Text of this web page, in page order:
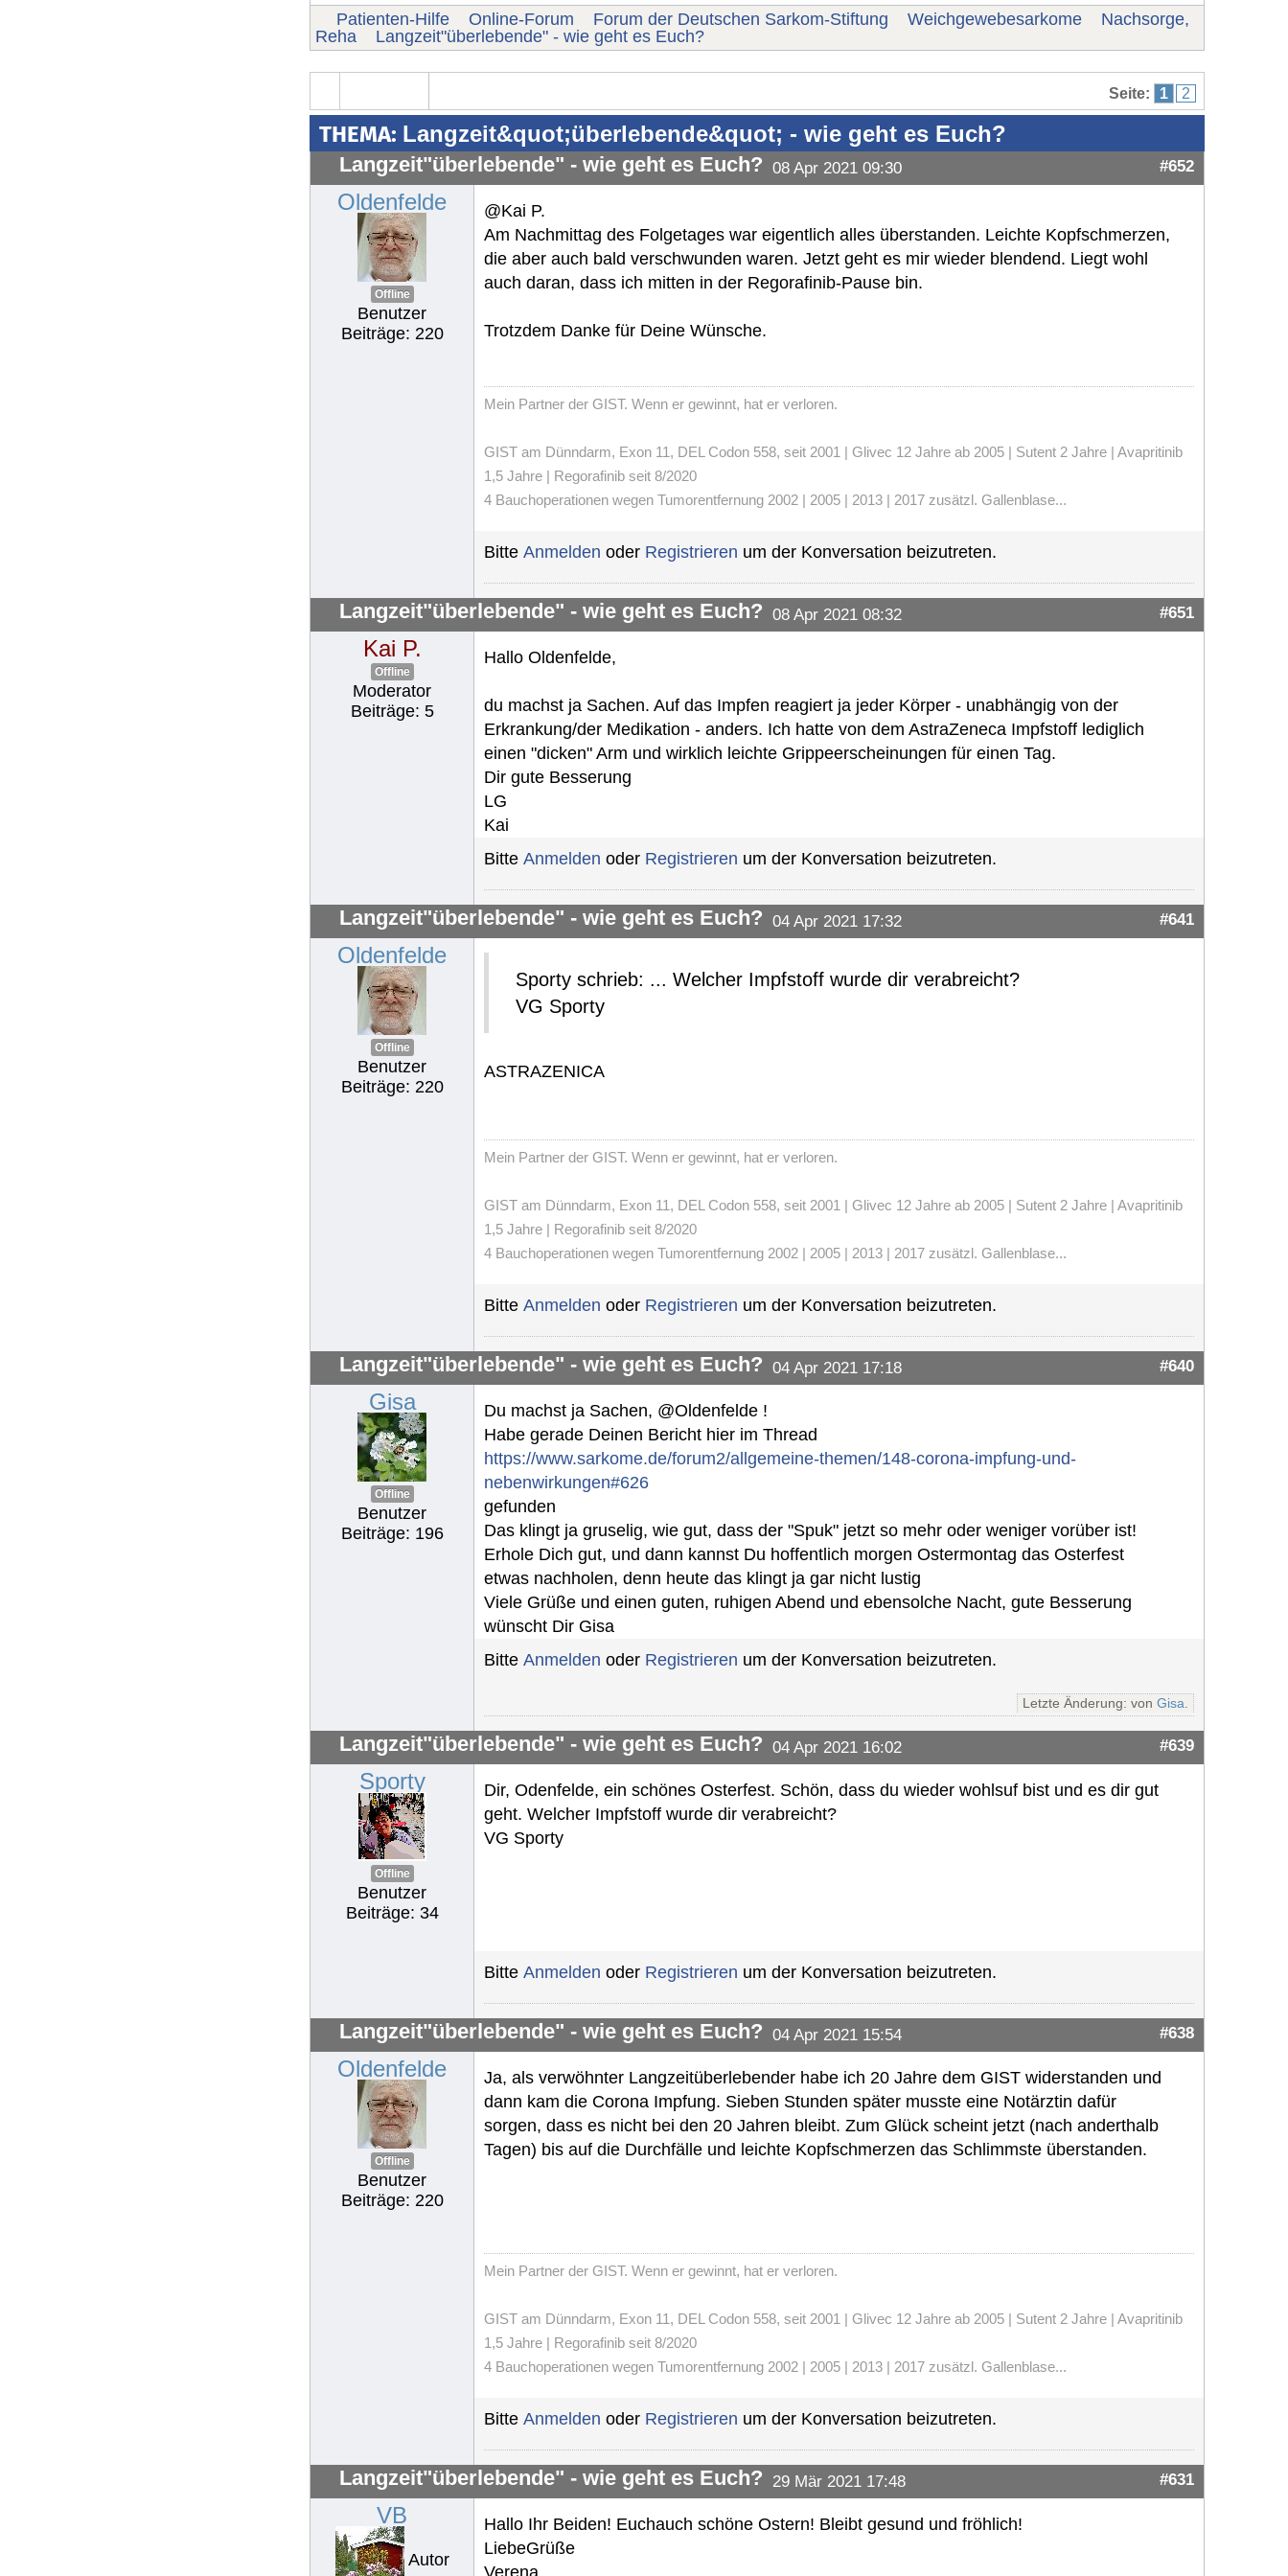
Patienten-Hilfe Online-Forum Forum der Deutschen Sarkom-Stiftung Weichgewebesarkome
Nachsorge,
Reha
Langzeit"überlebende" - wie geht es Euch?
Seite: 1 2
THEMA: Langzeit&quot;überlebende&quot; - wie geht es Euch?
Langzeit"überlebende" - wie geht es Euch? 08 Apr 2021 09:30 #652
Oldenfelde
Offline
Benutzer
Beiträge: 220
@Kai P.
Am Nachmittag des Folgetages war eigentlich alles überstanden. Leichte Kopfschmerzen,
die aber auch bald verschwunden waren. Jetzt geht es mir wieder blendend. Liegt wohl
auch daran, dass ich mitten in der Regorafinib-Pause bin.
Trotzdem Danke für Deine Wünsche.
Mein Partner der GIST. Wenn er gewinnt, hat er verloren.
GIST am Dünndarm, Exon 11, DEL Codon 558, seit 2001 | Glivec 12 Jahre ab 2005 | Sutent 2 Jahre | Avapritinib
1,5 Jahre | Regorafinib seit 8/2020
4 Bauchoperationen wegen Tumorentfernung 2002 | 2005 | 2013 | 2017 zusätzl. Gallenblase...
Bitte Anmelden oder Registrieren um der Konversation beizutreten.
Langzeit"überlebende" - wie geht es Euch? 08 Apr 2021 08:32 #651
Kai P.
Offline
Moderator
Beiträge: 5
Hallo Oldenfelde,
du machst ja Sachen. Auf das Impfen reagiert ja jeder Körper - unabhängig von der
Erkrankung/der Medikation - anders. Ich hatte von dem AstraZeneca Impfstoff lediglich
einen "dicken" Arm und wirklich leichte Grippeerscheinungen für einen Tag.
Dir gute Besserung
LG
Kai
Bitte Anmelden oder Registrieren um der Konversation beizutreten.
Langzeit"überlebende" - wie geht es Euch? 04 Apr 2021 17:32 #641
Oldenfelde
Offline
Benutzer
Beiträge: 220
Sporty schrieb: ... Welcher Impfstoff wurde dir verabreicht?
VG Sporty
ASTRAZENICA
Mein Partner der GIST. Wenn er gewinnt, hat er verloren.
GIST am Dünndarm, Exon 11, DEL Codon 558, seit 2001 | Glivec 12 Jahre ab 2005 | Sutent 2 Jahre | Avapritinib
1,5 Jahre | Regorafinib seit 8/2020
4 Bauchoperationen wegen Tumorentfernung 2002 | 2005 | 2013 | 2017 zusätzl. Gallenblase...
Bitte Anmelden oder Registrieren um der Konversation beizutreten.
Langzeit"überlebende" - wie geht es Euch? 04 Apr 2021 17:18 #640
Gisa
Offline
Benutzer
Beiträge: 196
Du machst ja Sachen, @Oldenfelde !
Habe gerade Deinen Bericht hier im Thread
https://www.sarkome.de/forum2/allgemeine-themen/148-corona-impfung-und-
nebenwirkungen#626
gefunden
Das klingt ja gruselig, wie gut, dass der "Spuk" jetzt so mehr oder weniger vorüber ist!
Erhole Dich gut, und dann kannst Du hoffentlich morgen Ostermontag das Osterfest
etwas nachholen, denn heute das klingt ja gar nicht lustig
Viele Grüße und einen guten, ruhigen Abend und ebensolche Nacht, gute Besserung
wünscht Dir Gisa
Bitte Anmelden oder Registrieren um der Konversation beizutreten.
Letzte Änderung: von Gisa.
Langzeit"überlebende" - wie geht es Euch? 04 Apr 2021 16:02 #639
Sporty
Offline
Benutzer
Beiträge: 34
Dir, Odenfelde, ein schönes Osterfest. Schön, dass du wieder wohlsuf bist und es dir gut
geht. Welcher Impfstoff wurde dir verabreicht?
VG Sporty
Bitte Anmelden oder Registrieren um der Konversation beizutreten.
Langzeit"überlebende" - wie geht es Euch? 04 Apr 2021 15:54 #638
Oldenfelde
Offline
Benutzer
Beiträge: 220
Ja, als verwöhnter Langzeitüberlebender habe ich 20 Jahre dem GIST widerstanden und
dann kam die Corona Impfung. Sieben Stunden später musste eine Notärztin dafür
sorgen, dass es nicht bei den 20 Jahren bleibt. Zum Glück scheint jetzt (nach anderthalb
Tagen) bis auf die Durchfälle und leichte Kopfschmerzen das Schlimmste überstanden.
Mein Partner der GIST. Wenn er gewinnt, hat er verloren.
GIST am Dünndarm, Exon 11, DEL Codon 558, seit 2001 | Glivec 12 Jahre ab 2005 | Sutent 2 Jahre | Avapritinib
1,5 Jahre | Regorafinib seit 8/2020
4 Bauchoperationen wegen Tumorentfernung 2002 | 2005 | 2013 | 2017 zusätzl. Gallenblase...
Bitte Anmelden oder Registrieren um der Konversation beizutreten.
Langzeit"überlebende" - wie geht es Euch? 29 Mär 2021 17:48 #631
VB
Autor
Hallo Ihr Beiden! Euchauch schöne Ostern! Bleibt gesund und fröhlich!
LiebeGrüße